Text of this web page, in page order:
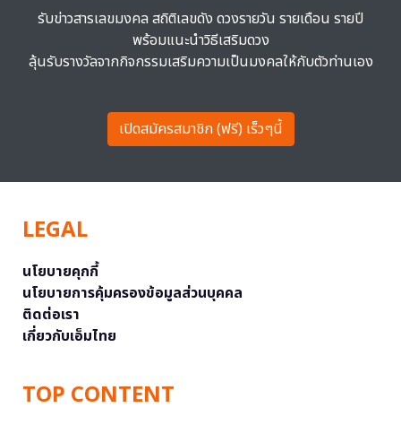
รับข่าวสารเลขมงคล สถิติเลขดัง ดวงรายวัน รายเดือน รายปี
พร้อมแนะนำวิธีเสริมดวง
ลุ้นรับรางวัลจากกิจกรรมเสริมความเป็นมงคลให้กับตัวท่านเอง
เปิดสมัครสมาชิก (ฟรี) เร็วๆนี้
LEGAL
นโยบายคุกกี้
นโยบายการคุ้มครองข้อมูลส่วนบุคคล
ติดต่อเรา
เกี่ยวกับเอ็มไทย
TOP CONTENT